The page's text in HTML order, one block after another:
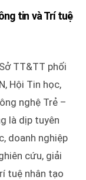
tin và Trí tuệ
TT&TT phối
Hội Tin học,
nghệ Trẻ –
là dịp tuyên
doanh nghiệp
cứu, giải
tuệ nhân tạo